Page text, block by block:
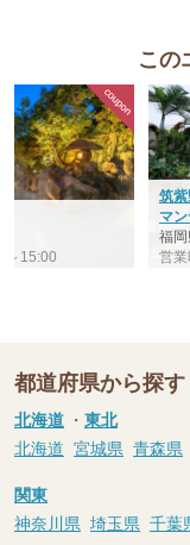
この
～15:00
筑
マン
福
営
都道府県から探す
北海道 ・ 東北
北海道 宮城県 青森県
関東
神奈川県 埼玉県 千葉